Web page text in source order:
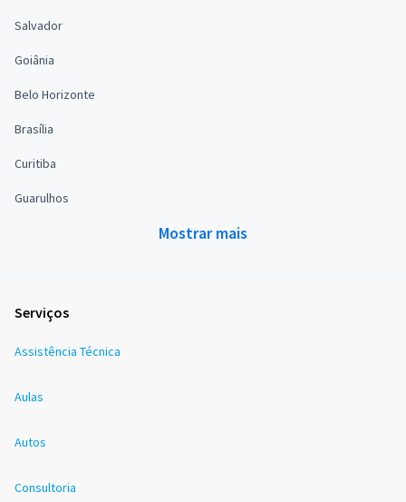
Salvador
Goiânia
Belo Horizonte
Brasília
Curitiba
Guarulhos
Mostrar mais
Serviços
Assistência Técnica
Aulas
Autos
Consultoria